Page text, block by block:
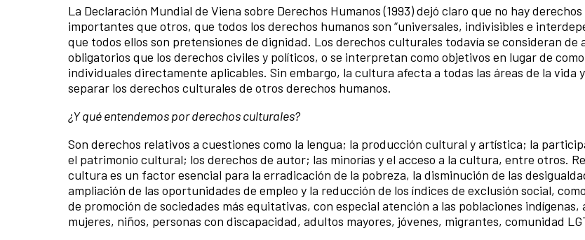
La Declaración Mundial de Viena sobre Derechos Humanos (1993) dejó claro que no hay
importantes que otros, que todos los derechos humanos son “universales, indivisibles e
que todos ellos son pretensiones de dignidad. Los derechos culturales todavía se consideran de
obligatorios que los derechos civiles y políticos, o se interpretan como objetivos en lugar de
individuales directamente aplicables. Sin embargo, la cultura afecta a todas las áreas de la vida
separar los derechos culturales de otros derechos humanos.
¿Y qué entendemos por derechos culturales?
Son derechos relativos a cuestiones como la lengua; la producción cultural y artística; la
el patrimonio cultural; los derechos de autor; las minorías y el acceso a la cultura, entre otros.
cultura es un factor esencial para la erradicación de la pobreza, la disminución de las
ampliación de las oportunidades de empleo y la reducción de los índices de exclusión social,
de promoción de sociedades más equitativas, con especial atención a las poblaciones
mujeres, niños, personas con discapacidad, adultos mayores, jóvenes, migrantes, comunidad